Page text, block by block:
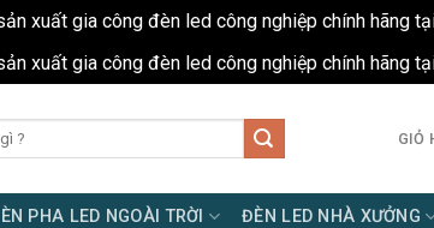
xuất gia công đèn led công nghiệp chính hãng
xuất gia công đèn led công nghiệp chính hãng
GIỎ
PHA LED NGOÀI TRỜI ĐÈN LED NHÀ XƯỞNG